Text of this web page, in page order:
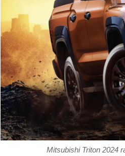
Mitsubishi Triton 2024